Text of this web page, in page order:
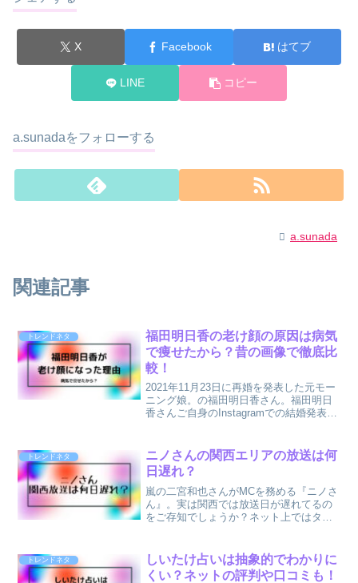
X Facebook はてブ
LINE コピー
a.sunadaをフォローする
a.sunada
関連記事
トレンドネタ
福田明日香の老け顔の原因は病気
で痩せたから？昔の画像で徹底比
較！
2021年11月23日に再婚を発表した元モー
ニング娘。の福田明日香さん。福田明日
香さんご自身のInstagramでの結婚発表に
けたといわれる原因の裏には福田明日香
さんが...
トレンドネタ
ニノさんの関西エリアの放送は何
日遅れ？
嵐の二宮和也さんがMCを務める『ニノさ
ん』。実は関西では放送日が遅れてるの
をご存知でしょうか？ネット上ではタイ
が(ﾉД`)ｼｸｼｸそんなニノさんですが、2021
年1...
トレンドネタ
しいたけ占いは抽象的でわかりに
くい？ネットの評判や口コミも！